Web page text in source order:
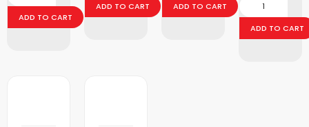
ADD TO CART
ADD TO CART ADD TO CART
ADD TO CART